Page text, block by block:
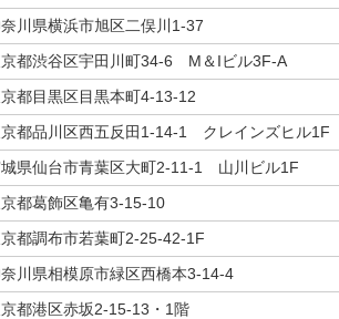
川県横浜市旭区二俣川1-37
都渋谷区宇田川町34-6 M＆Iビル3F-A
都目黒区目黒本町4-13-12
都品川区西五反田1-14-1 クレインズヒル1F
県仙台市青葉区大町2-11-1 山川ビル1F
都葛飾区亀有3-15-10
都調布市若葉町2-25-42-1F
川県相模原市緑区西橋本3-14-4
都港区赤坂2-15-13・1階